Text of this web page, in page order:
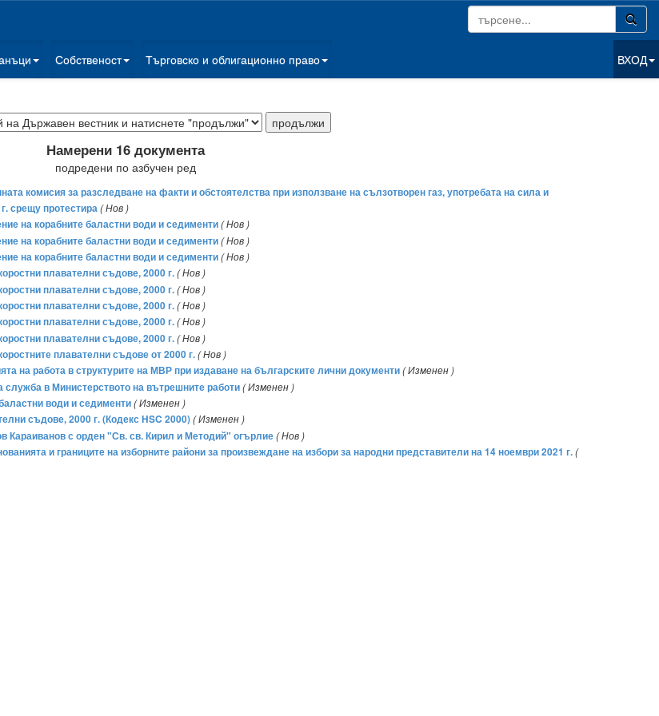
Собственост Търговско и облигационно право
ВХОД
Намерени 16 документа
подредени по азбучен ред
комисия за разследване на факти и обстоятелства при използване на сълзотворен газ, употребата на сила и
срещу протестира( Нов )
на корабните баластни води и седименти( Нов )
на корабните баластни води и седименти( Нов )
на корабните баластни води и седименти( Нов )
плавателни съдове, 2000 г.( Нов )
плавателни съдове, 2000 г.( Нов )
плавателни съдове, 2000 г.( Нов )
плавателни съдове, 2000 г.( Нов )
плавателни съдове, 2000 г.( Нов )
плавателни съдове от 2000 г.( Нов )
на работа в структурите на МВР при издаване на българските лични документи( Изменен )
в Министерството на вътрешните работи( Изменен )
води и седименти( Изменен )
съдове, 2000 г. (Кодекс HSC 2000)( Изменен )
Караиванов с орден "Св. св. Кирил и Методий" огърлие( Нов )
и границите на изборните райони за произвеждане на избори за народни представители на 14 ноември 2021 г.(